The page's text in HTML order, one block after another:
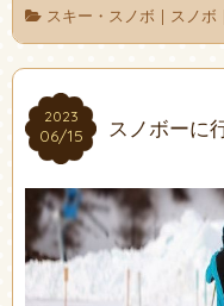
スキー・スノボ | スノボ
2023
06/15
2023
06/15 スノボーに